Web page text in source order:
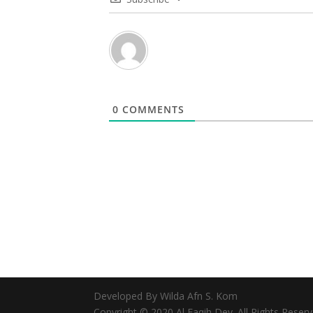
0 COMMENTS
Developed By Wilda Afn S. Kom